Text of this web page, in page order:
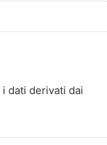
dati derivati dai